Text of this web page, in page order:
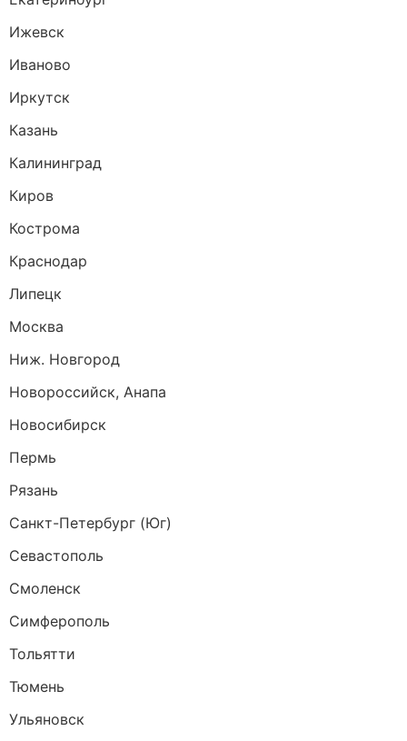
Ижевск
Иваново
Иркутск
Казань
Калининград
Киров
Кострома
Краснодар
Липецк
Москва
Ниж. Новгород
Новороссийск, Анапа
Новосибирск
Пермь
Рязань
Санкт-Петербург (Юг)
Севастополь
Смоленск
Симферополь
Тольятти
Тюмень
Ульяновск